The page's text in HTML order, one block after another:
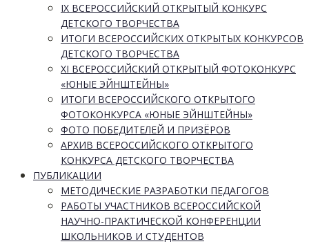
IX ВСЕРОССИЙСКИЙ ОТКРЫТЫЙ КОНКУРС
ДЕТСКОГО ТВОРЧЕСТВА
ИТОГИ ВСЕРОССИЙСКИХ ОТКРЫТЫХ КОНКУРСОВ
ДЕТСКОГО ТВОРЧЕСТВА
XI ВСЕРОССИЙСКИЙ ОТКРЫТЫЙ ФОТОКОНКУРС
«ЮНЫЕ ЭЙНШТЕЙНЫ»
ИТОГИ ВСЕРОССИЙСКОГО ОТКРЫТОГО
ФОТОКОНКУРСА «ЮНЫЕ ЭЙНШТЕЙНЫ»
ФОТО ПОБЕДИТЕЛЕЙ И ПРИЗЁРОВ
АРХИВ ВСЕРОССИЙСКОГО ОТКРЫТОГО
КОНКУРСА ДЕТСКОГО ТВОРЧЕСТВА
ПУБЛИКАЦИИ
МЕТОДИЧЕСКИЕ РАЗРАБОТКИ ПЕДАГОГОВ
РАБОТЫ УЧАСТНИКОВ ВСЕРОССИЙСКОЙ
НАУЧНО-ПРАКТИЧЕСКОЙ КОНФЕРЕНЦИИ
ШКОЛЬНИКОВ И СТУДЕНТОВ